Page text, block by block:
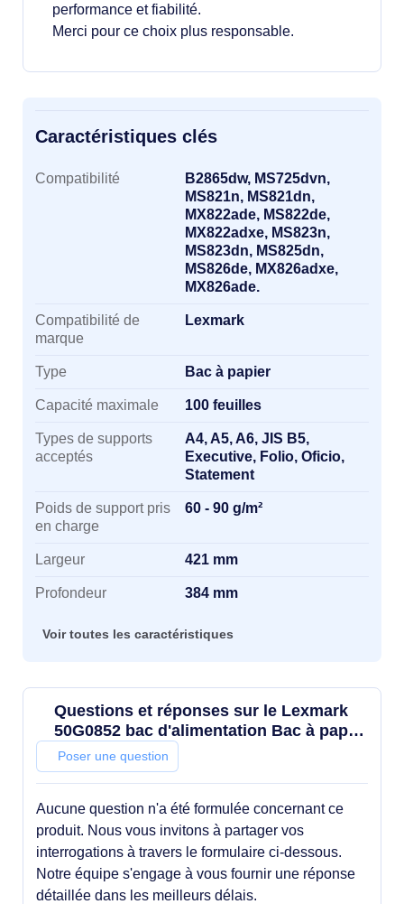
performance et fiabilité.
Merci pour ce choix plus responsable.
Caractéristiques clés
Caractéristiques clés
Compatibilité
B2865dw, MS725dvn,
MS821n, MS821dn,
MX822ade, MS822de,
MX822adxe, MS823n,
MS823dn, MS825dn,
MS826de, MX826adxe,
MX826ade.
Compatibilité de
marque
Lexmark
Type Bac à papier
Capacité maximale 100 feuilles
Types de supports
acceptés
A4, A5, A6, JIS B5,
Executive, Folio, Oficio,
Statement
Poids de support pris
en charge
60 - 90 g/m²
Largeur 421 mm
Profondeur 384 mm
Voir toutes les caractéristiques
Questions et réponses sur le Lexmark
50G0852 bac d'alimentation Bac à papier
100 feuilles
Poser une question
Aucune question n'a été formulée concernant ce
produit. Nous vous invitons à partager vos
interrogations à travers le formulaire ci-dessous.
Notre équipe s'engage à vous fournir une réponse
détaillée dans les meilleurs délais.